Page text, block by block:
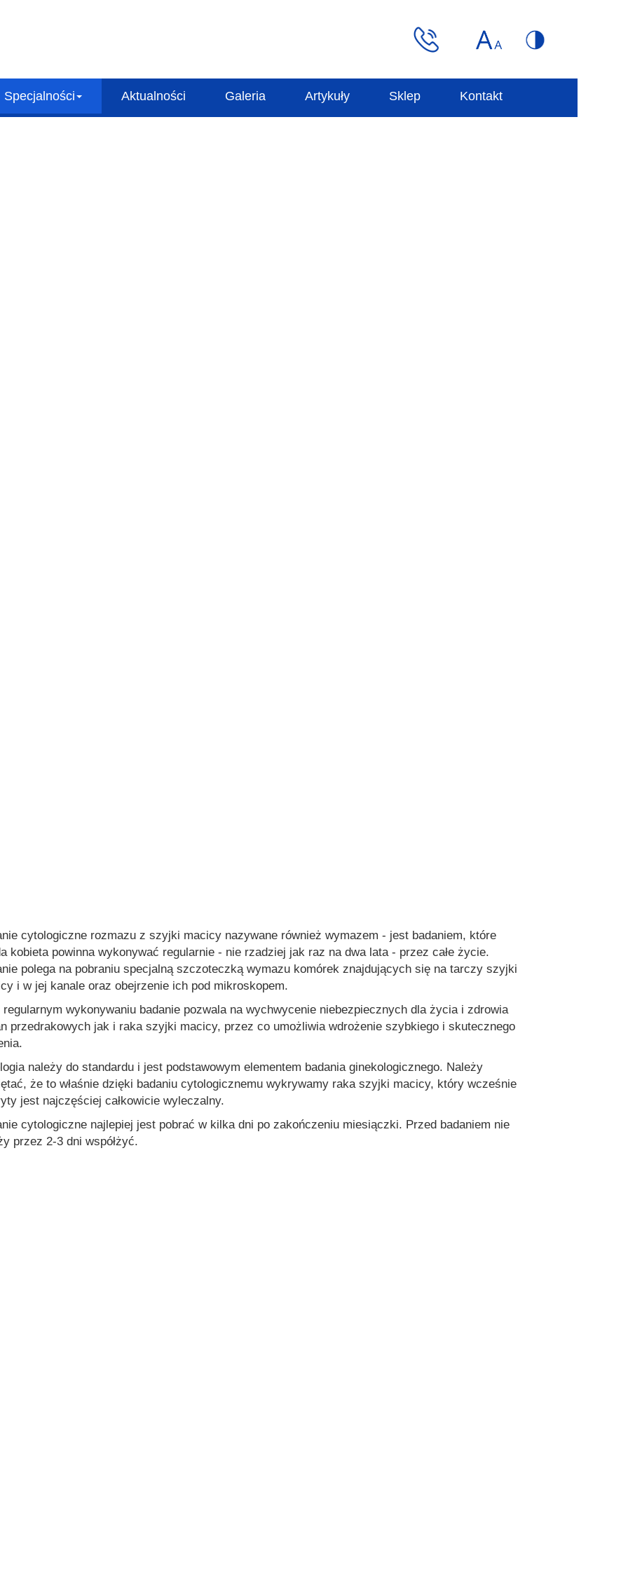
Specjalności Aktualności Galeria Artykuły Sklep Kontakt
cytologiczne rozmazu z szyjki macicy nazywane również wymazem - jest badaniem, które
kobieta powinna wykonywać regularnie - nie rzadziej jak raz na dwa lata - przez całe życie.
polega na pobraniu specjalną szczoteczką wymazu komórek znajdujących się na tarczy szyjki
i w jej kanale oraz obejrzenie ich pod mikroskopem.
regularnym wykonywaniu badanie pozwala na wychwycenie niebezpiecznych dla życia i zdrowia
przedrakowych jak i raka szyjki macicy, przez co umożliwia wdrożenie szybkiego i skutecznego
należy do standardu i jest podstawowym elementem badania ginekologicznego. Należy
że to właśnie dzięki badaniu cytologicznemu wykrywamy raka szyjki macicy, który wcześnie
jest najczęściej całkowicie wyleczalny.
cytologiczne najlepiej jest pobrać w kilka dni po zakończeniu miesiączki. Przed badaniem nie
przez 2-3 dni współżyć.